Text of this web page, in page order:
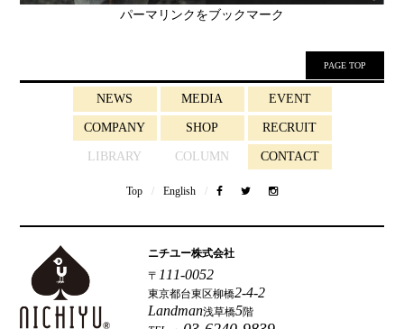
パーマリンクをブックマーク
PAGE TOP
NEWS MEDIA EVENT
COMPANY SHOP RECRUIT
LIBRARY COLUMN CONTACT
Top / English /
ニチユー株式会社
〒 111-0052
東京都台東区柳橋2-4-2
Landman浅草橋5階